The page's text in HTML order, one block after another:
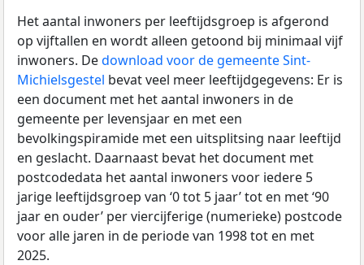
Het aantal inwoners per leeftijdsgroep is afgerond
op vijftallen en wordt alleen getoond bij minimaal vijf
inwoners. Dedownload voor de gemeente Sint-
Michielsgestel bevat veel meer leeftijdgegevens: Er is
een document met het aantal inwoners in de
gemeente per levensjaar en met een
bevolkingspiramide met een uitsplitsing naar leeftijd
en geslacht. Daarnaast bevat het document met
postcodedata het aantal inwoners voor iedere 5
jarige leeftijdsgroep van ‘0 tot 5 jaar’ tot en met ‘90
jaar en ouder’ per viercijferige (numerieke) postcode
voor alle jaren in de periode van 1998 tot en met
2025.